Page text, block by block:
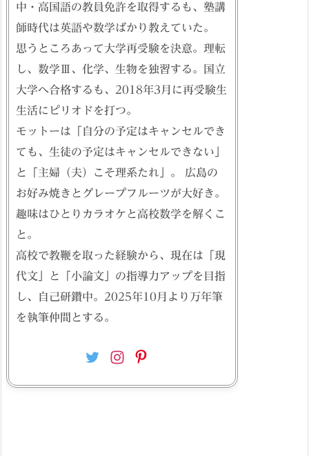
中・高国語の教員免許を取得するも、塾講
師時代は英語や数学ばかり教えていた。
思うところあって大学再受験を決意。理転
し、数学Ⅲ、化学、生物を独習する。国立
大学へ合格するも、2018年3月に再受験生
生活にピリオドを打つ。
モットーは「自分の予定はキャンセルでき
ても、生徒の予定はキャンセルできない」
と「主婦（夫）こそ理系たれ」。 広島の
お好み焼きとグレープフルーツが大好き。
趣味はひとりカラオケと高校数学を解くこ
と。
高校で教鞭を取った経験から、現在は「現
代文」と「小論文」の指導力アップを目指
し、自己研鑽中。2025年10月より万年筆
を執筆仲間とする。